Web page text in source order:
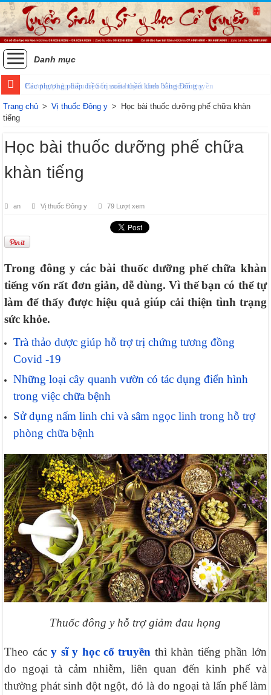
Danh mục
Phương pháp điều trị Sốt xuất huyết theo Y học cổ truyền
Các phương pháp điều trị zona thần kinh bằng Đông y
Trang chủ > Vị thuốc Đông y > Học bài thuốc dưỡng phế chữa khàn
tiếng
Học bài thuốc dưỡng phế chữa
khàn tiếng
an Vị thuốc Đông y 79 Lượt xem
Trong đông y các bài thuốc dưỡng phế chữa khàn
tiếng vốn rất đơn giản, dễ dùng. Vì thế bạn có thể tự
làm để thấy được hiệu quả giúp cải thiện tình trạng
sức khỏe.
Trà thảo dược giúp hỗ trợ trị chứng tương đồng
Covid -19
Những loại cây quanh vườn có tác dụng điển hình
trong việc chữa bệnh
Sử dụng nấm linh chi và sâm ngọc linh trong hỗ trợ
phòng chữa bệnh
Thuốc đông y hỗ trợ giảm đau họng
Theo các y sĩ y học cổ truyền thì khàn tiếng phần lớn
do ngoại tà cảm nhiễm, liên quan đến kinh phế và
thường phát sinh đột ngột, đó là do ngoại tà lấn phế làm